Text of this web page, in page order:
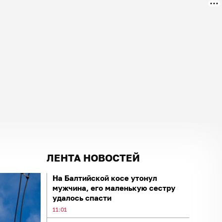
ЛЕНТА НОВОСТЕЙ
На Балтийской косе утонул
мужчина, его маленькую сестру
удалось спасти
11:01